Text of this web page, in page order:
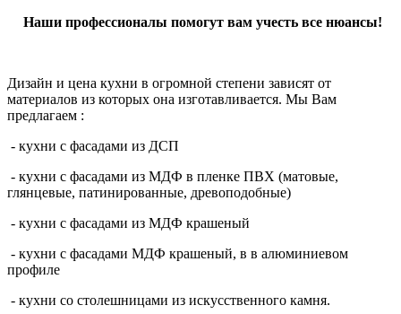
Наши профессионалы помогут вам учесть все нюансы!
Дизайн и цена кухни в огромной степени зависят от
материалов из которых она изготавливается. Мы Вам
предлагаем :
- кухни с фасадами из ДСП
- кухни с фасадами из МДФ в пленке ПВХ (матовые,
глянцевые, патинированные, древоподобные)
- кухни с фасадами из МДФ крашеный
- кухни с фасадами МДФ крашеный, в в алюминиевом
профиле
- кухни со столешницами из искусственного камня.